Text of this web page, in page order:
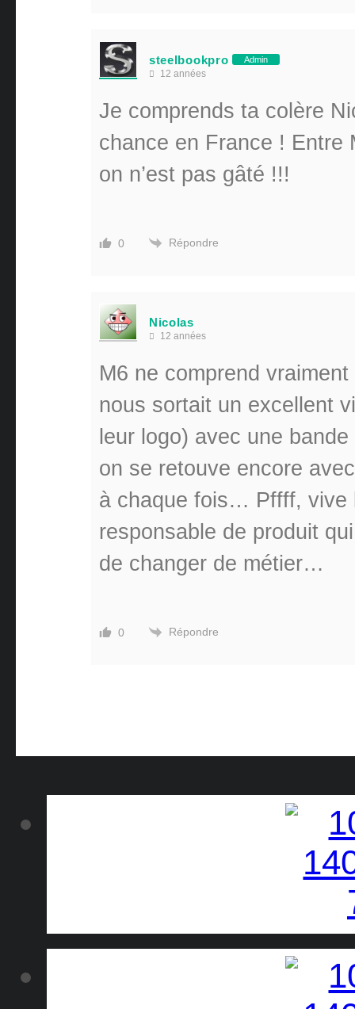
steelbookpro Admin
12 années
Je comprends ta colère
chance en France ! Entre
on n’est pas gâté !!!
0 Répondre
Nicolas
12 années
M6 ne comprend
nous sortait un excellent
leur logo) avec une
on se retouve encore
à chaque fois… Pffff,
responsable de produit
de changer de métier…
0 Répondre